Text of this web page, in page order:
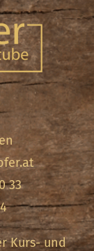
33
Kurs- und